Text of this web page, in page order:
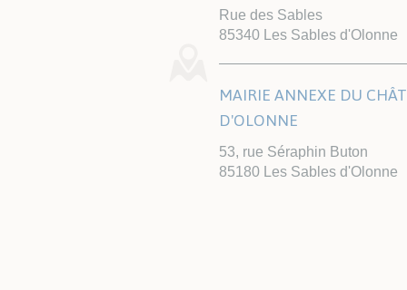
Rue des Sables
85340 Les Sables d'Olonne
MAIRIE ANNEXE DU
D'OLONNE
53, rue Séraphin Buton
85180 Les Sables d'Olonne